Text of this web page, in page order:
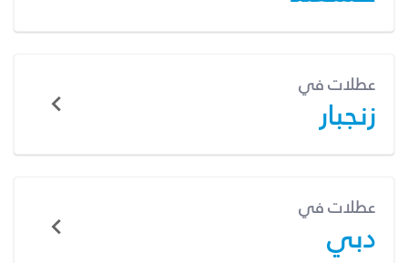
عطلات في
زنجبار
عطلات في
دبي